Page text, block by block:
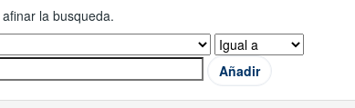
la busqueda.